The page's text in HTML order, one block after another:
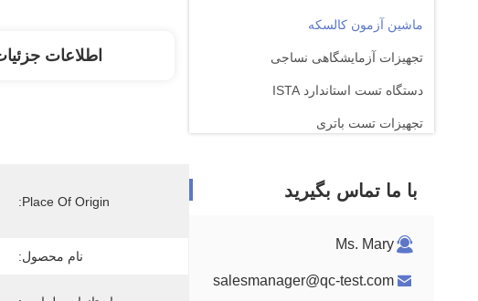
ماشین آزمون کالسکه
تجهیزات آزمایشگاهی نساجی
دستگاه تست استاندارد ISTA
تجهیزات تست باتری
تجهیزات آزمایش قابل احتراق
با ما تماس بگیرید
Ms. Mary
salesmanager@qc-test.com
اطلاعات
Place Of Origin:
نام محصول: